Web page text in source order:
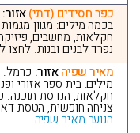
כפר חסידים (דתי)אזור:
בכמה מילים: מגוון
חקלאות, מחשבים, פיזיקה
נפרד לבנים ובנות.
מאיר שפיהאזור: כרמל.
מילים: בית ספר אזורי
חקלאות, הנדסת תוכנה.
צניחה חופשית, הטסת
הנוער מאיר שפיה